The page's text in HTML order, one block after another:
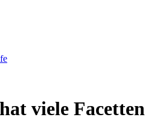
viele Facetten